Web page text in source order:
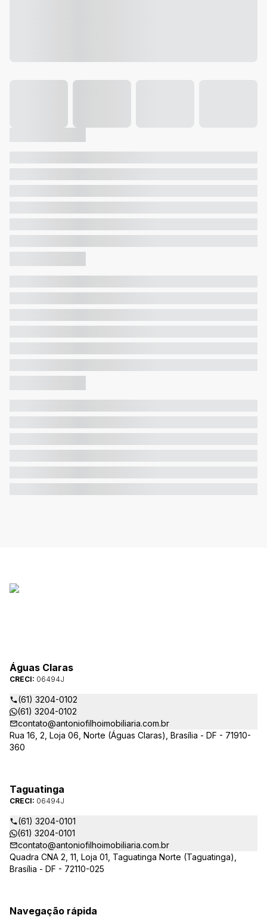
Águas Claras
CRECI: 06494J
(61) 3204-0102
(61) 3204-0102
contato@antoniofilhoimobiliaria.com.br
Rua 16, 2, Loja 06, Norte (Águas Claras), Brasília - DF - 71910-
360
Taguatinga
CRECI: 06494J
(61) 3204-0101
(61) 3204-0101
contato@antoniofilhoimobiliaria.com.br
Quadra CNA 2, 11, Loja 01, Taguatinga Norte (Taguatinga),
Brasília - DF - 72110-025
Navegação rápida